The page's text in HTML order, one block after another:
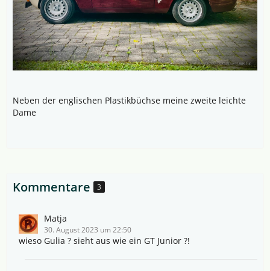
Neben der englischen Plastikbüchse meine zweite leichte
Dame
Kommentare 3
Matja
30. August 2023 um 22:50
wieso Gulia ? sieht aus wie ein GT Junior ?!